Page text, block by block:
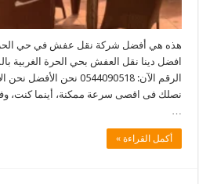
هذه هي أفضل شركة نقل عفش في حي الحرة
افضل دينا نقل العفش بحي الحرة الغربية
الرقم الآن: 0544090518
أكمل القراءة »